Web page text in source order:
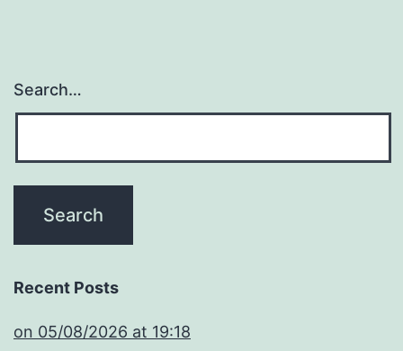
Search…
Recent Posts
​on 05/08/2026 at 19:18